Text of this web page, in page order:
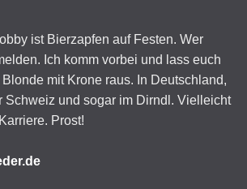
ist Bierzapfen auf Festen. Wer
Ich komm vorbei und lass euch
mit Krone raus. In Deutschland,
Schweiz und sogar im Dirndl. Vielleicht
Prost!